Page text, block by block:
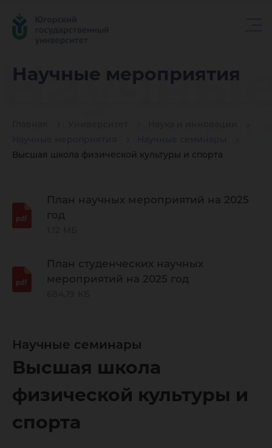
Научные мероприятия
Высшая школа физической культуры и спорта
План научных мероприятий на 2025
год
План студенческих научных
мероприятий на 2025 год
Научные семинары
Высшая школа
физической культуры и
спорта